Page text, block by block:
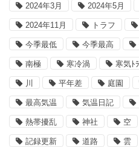
2024年3月 2024年5月
2024年11月 トラフ
今季最低 今季最高
南極 寒冷渦 寒気ﾄ
川 平年差 庭園
最高気温 気温日記
熱帯擾乱 神社 空
記録更新 道路 雲